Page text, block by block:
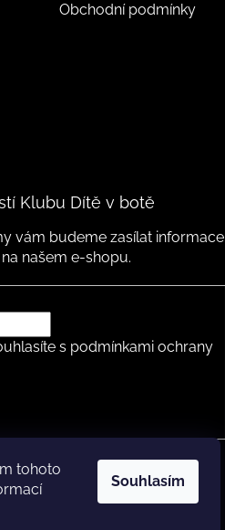
tohoto
Souhlasím
Obchodní podmínky
Klubu Dítě v botě
vám budeme zasílat informace
našem e-shopu.
s podmínkami ochrany
Upravit nastavení cookies